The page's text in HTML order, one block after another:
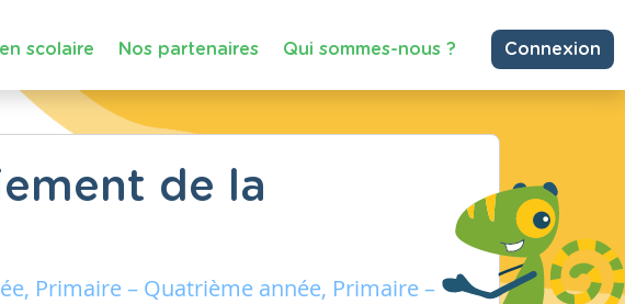
scolaire Nos partenaires Qui sommes-nous ? Connexion
de la
Primaire – Quatrième année, Primaire –